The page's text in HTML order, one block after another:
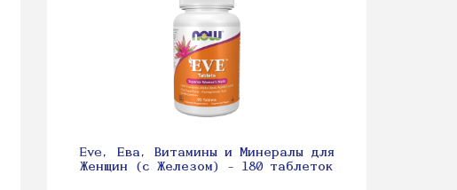
Eve, Ева, Витамины и Минералы для
Женщин (с Железом) - 180 таблеток